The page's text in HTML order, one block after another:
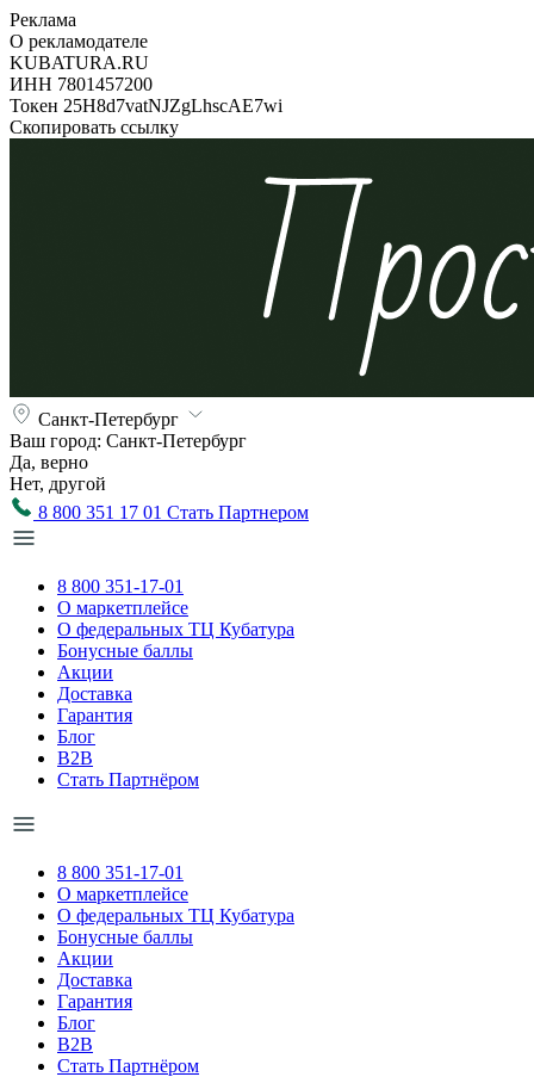
Реклама
О рекламодателе
KUBATURA.RU
ИНН 7801457200
Токен 25H8d7vatNJZgLhscAE7wi
Скопировать ссылку
Санкт-Петербург
Ваш город: Санкт-Петербург
Да, верно
Нет, другой
8 800 351 17 01 Стать Партнером
8 800 351-17-01
О маркетплейсе
О федеральных ТЦ Кубатура
Бонусные баллы
Акции
Доставка
Гарантия
Блог
B2B
Стать Партнёром
8 800 351-17-01
О маркетплейсе
О федеральных ТЦ Кубатура
Бонусные баллы
Акции
Доставка
Гарантия
Блог
B2B
Стать Партнёром